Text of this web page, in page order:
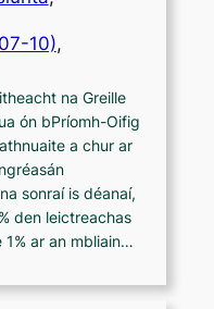
10)
na Greille
ón bPríomh-Oifig
a chur ar
sonraí is déanaí,
den leictreachas
1% ar an mbliain…